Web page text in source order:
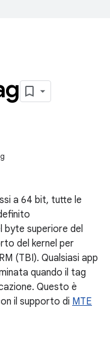
a 64 bit, tutte le
byte superiore del
del kernel per
(TBI). Qualsiasi app
quando il tag
Questo è
il supporto di MTE